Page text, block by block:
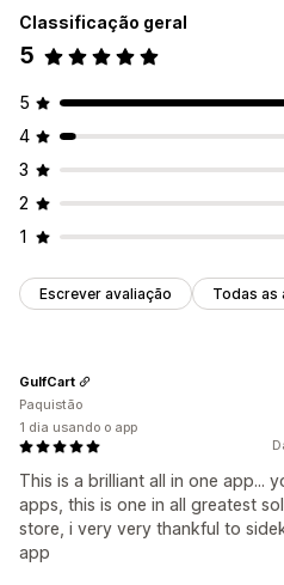
Recorrente Reinicializar a cada
Uma única vez
Com base em
Sessão cronometrada
Tipo de contador
Promoções-relâmpago
Evento especial Checkout
Personalização
Animações Tela adesiva
Classificação geral
5
5
4
3
2
1
Escrever avaliação Todas as
This is a brilliant all in one app...
apps, this is one in all greatest
store, i very very thankful to
app
GulfCart
Paquistão
1 dia usando o app